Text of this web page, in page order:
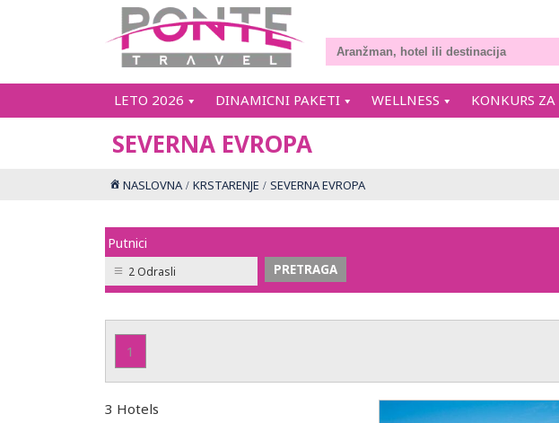
LETO 2026 DINAMICNI PAKETI WELLNESS KONKURS ZA
SEVERNA EVROPA
NASLOVNA KRSTARENJE SEVERNA EVROPA
Putnici
2 Odrasli
1
3 Hotels